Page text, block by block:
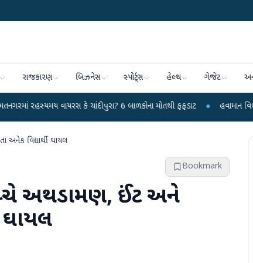
રાજકારણ બિઝનેસ સ્પોર્ટ્સ હેલ્થ ગેજેટ
કે ચાંદીપુરા? 6 બાળકોના મોતથી ફફડાટ ● હવામાન વિભાગે 18 રાજ્યો
અનેક વિદ્યાર્થી ઘાયલ
Bookmark
વચ્ચે અથડામણ, ઈંટ અને
ઘાયલ